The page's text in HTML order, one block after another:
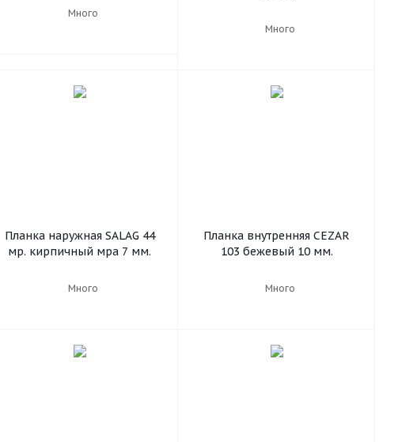
Много
Много
Планка наружная SALAG 44
мр. кирпичный мра 7 мм.
Много
Планка внутренняя CEZAR
103 бежевый 10 мм.
Много